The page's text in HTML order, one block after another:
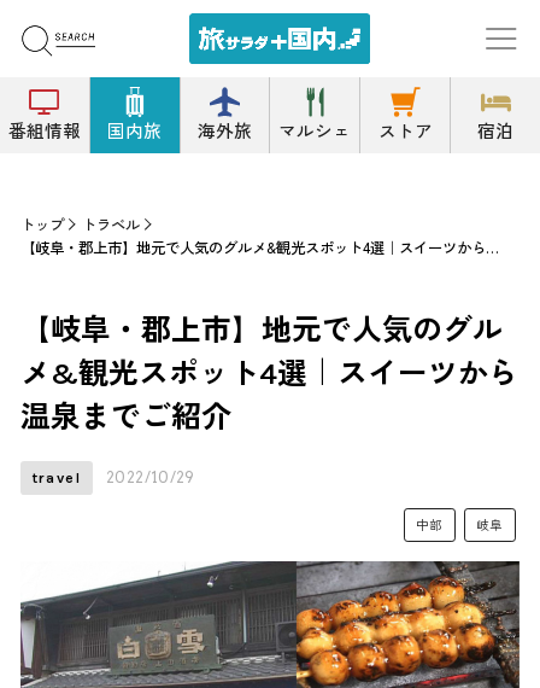
番組情報 国内旅 海外旅 マルシェ ストア 宿泊
トップ
トラベル
【岐阜・郡上市】地元で人気のグルメ&観光スポット4選｜スイーツから温泉までご紹介
【岐阜・郡上市】地元で人気のグル
メ&観光スポット4選｜スイーツから
温泉までご紹介
travel 2022/10/29
中部 岐阜